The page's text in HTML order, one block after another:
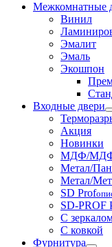
Межкомнатные
Винил
Эмалит
Эмаль
Экошпон
Входные двери
Акция
Новинки
МДФ/
Метал/
Метал/
SD Prof
SD-PROF
С
С ковкой
Фурнитура